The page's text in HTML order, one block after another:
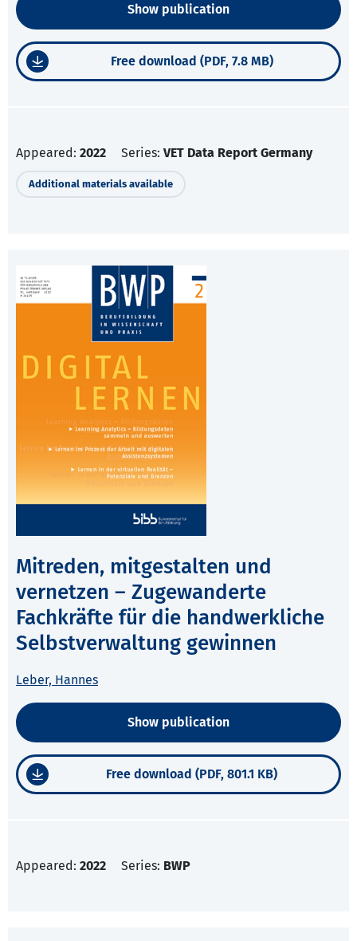
Show publication
Free download (PDF, 7.8 MB)
Appeared: 2022 Series: VET Data Report Germany
Additional materials available
Mitreden, mitgestalten und
vernetzen – Zugewanderte
Fachkräfte für die handwerkliche
Selbstverwaltung gewinnen
Leber, Hannes
Show publication
Free download (PDF, 801.1 KB)
Appeared: 2022 Series: BWP